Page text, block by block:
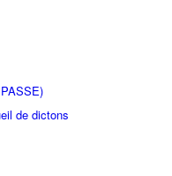
de dictons